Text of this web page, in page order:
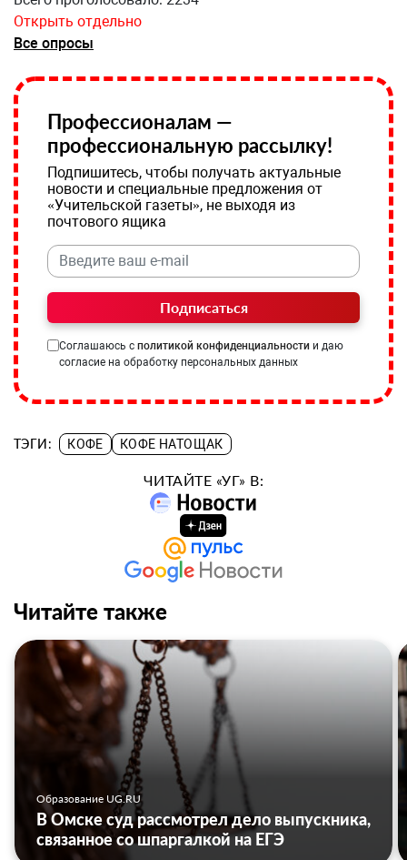
Открыть отдельно
Все опросы
Профессионалам —
профессиональную рассылку!
Подпишитесь, чтобы получать актуальные
новости и специальные предложения от
«Учительской газеты», не выходя из
почтового ящика
Подписаться
Соглашаюсь с политикой конфиденциальности и даю
согласие на обработку персональных данных
ТЭГИ: КОФЕ КОФЕ НАТОЩАК
ЧИТАЙТЕ «УГ» В:
Читайте также
Образование UG.RU
В Омске суд рассмотрел дело выпускника,
связанное со шпаргалкой на ЕГЭ